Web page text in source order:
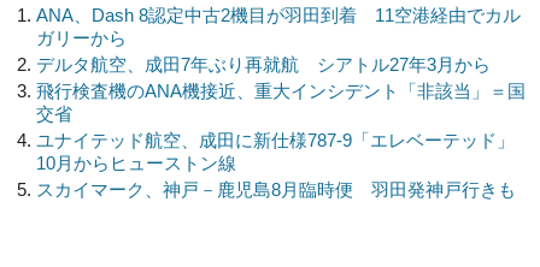
ANA、Dash 8認定中古2機目が羽田到着 11空港経由でカル
ガリーから
デルタ航空、成田7年ぶり再就航 シアトル27年3月から
飛行検査機のANA機接近、重大インシデント「非該当」＝国
交省
ユナイテッド航空、成田に新仕様787-9「エレベーテッド」
10月からヒューストン線
スカイマーク、神戸－鹿児島8月臨時便 羽田発神戸行きも